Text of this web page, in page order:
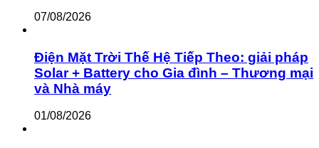
07/08/2026
Điện Mặt Trời Thế Hệ Tiếp Theo: giải pháp
Solar + Battery cho Gia đình – Thương mại
và Nhà máy
01/08/2026